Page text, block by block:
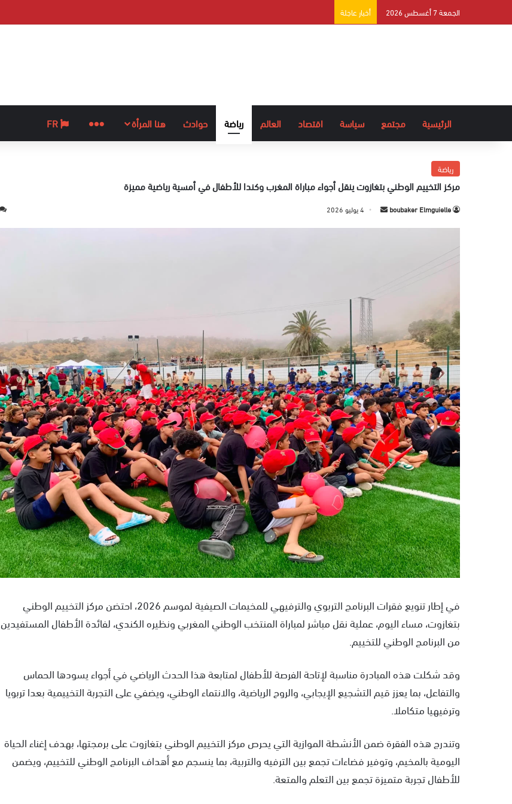
الجمعة 7 أغسطس 2026 أخبار عاجلة
الرئيسية مجتمع سياسة اقتصاد العالم رياضة حوادث هنا المرأة المزيد
رياضة
مركز التخييم الوطني بتغازوت ينقل أجواء مباراة المغرب وكندا للأطفال في أمسية رياضية مميزة
boubaker Elmguielle
ل
ك
ت
ر
و
ن
ي
ا
4 يوليو 2026
في إطار تنويع فقرات البرنامج التربوي والترفيهي للمخيمات الصيفية لموسم 2026، احتضن مركز التخييم الوطني
بتغازوت، مساء اليوم، عملية نقل مباشر لمباراة المنتخب الوطني المغربي ونظيره الكندي، لفائدة الأطفال المستفيدين
من البرنامج الوطني للتخييم.
وقد شكلت هذه المبادرة مناسبة لإتاحة الفرصة للأطفال لمتابعة هذا الحدث الرياضي في أجواء يسودها الحماس
والتفاعل، بما يعزز قيم التشجيع الإيجابي، والروح الرياضية، والانتماء الوطني، ويضفي على التجربة التخييمية بعدا تربويا
وترفيهيا متكاملا.
وتندرج هذه الفقرة ضمن الأنشطة الموازية التي يحرص مركز التخييم الوطني بتغازوت على برمجتها، بهدف إغناء الحياة
اليومية بالمخيم، وتوفير فضاءات تجمع بين الترفيه والتربية، بما ينسجم مع أهداف البرنامج الوطني للتخييم، ويضمن
للأطفال تجربة متميزة تجمع بين التعلم والمتعة.